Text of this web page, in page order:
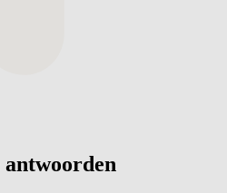
antwoorden